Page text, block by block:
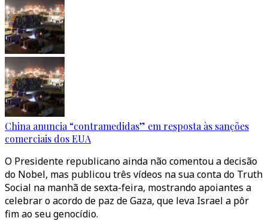
China anuncia “contramedidas” em resposta às sanções
comerciais dos EUA
O Presidente republicano ainda não comentou a decisão
do Nobel, mas publicou três vídeos na sua conta do Truth
Social na manhã de sexta-feira, mostrando apoiantes a
celebrar o acordo de paz de Gaza, que leva Israel a pôr
fim ao seu genocídio.